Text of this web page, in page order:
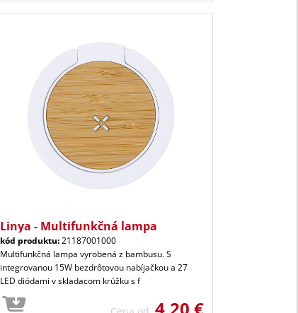
Linya - Multifunkčná lampa
kód produktu:21187001000
Multifunkčná lampa vyrobená z bambusu. S
integrovanou 15W bezdrôtovou nabíjačkou a 27
LED diódami v skladacom krúžku s f